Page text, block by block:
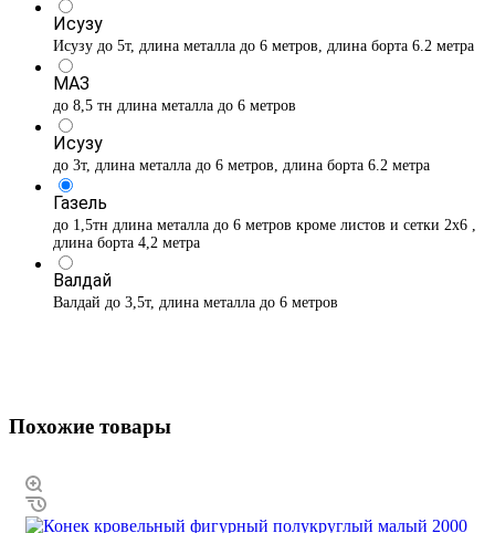
Исузу
Исузу до 5т, длина металла до 6 метров, длина борта 6.2 метра
МАЗ
до 8,5 тн длина металла до 6 метров
Исузу
до 3т, длина металла до 6 метров, длина борта 6.2 метра
Газель
до 1,5тн длина металла до 6 метров кроме листов и сетки 2х6 ,
длина борта 4,2 метра
Валдай
Валдай до 3,5т, длина металла до 6 метров
Похожие товары